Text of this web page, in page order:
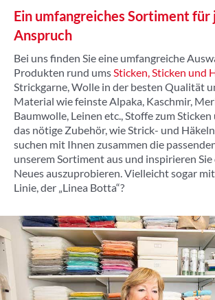
Ein umfangreiches Sortiment für
Anspruch
Bei uns finden Sie eine umfangreiche
Produkten rund umsSticken, Sticken und
Strickgarne, Wolle in der besten Qualität
Material wie feinste Alpaka, Kaschmir,
Baumwolle, Leinen etc., Stoffe zum
das nötige Zubehör, wie Strick- und
suchen mit Ihnen zusammen die
unserem Sortiment aus und inspirieren Sie
Neues auszuprobieren. Vielleicht sogar
Linie, der „Linea Botta“?